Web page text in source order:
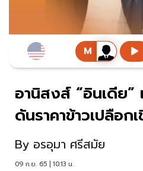
อานิสงส์ “อินเดีย
ดันราคาข้าวเปลือก
By อรอุมา ศรีสมัย
09 ก.ย. 65 | 10:13 น.